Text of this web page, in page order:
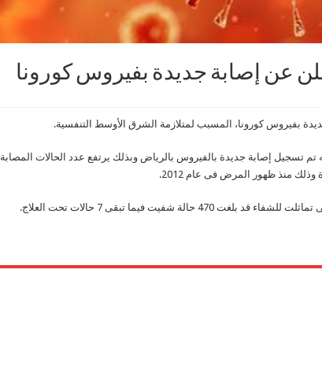
عن إصابة جديدة بفيروس كورونا
بفيروس كورونا، المسبب لمتلازمة الشرق الأوسط التنفسية.
تم تسجيل إصابة جديدة بالفيروس بالرياض وبذلك يرتفع عدد الحالات المصابة
وأشارت الوزارة إلى أن عدد الحالات التى تماثلت للشفاء قد بلغت 470 حالة شفيت فيما تبقى 7 حالات تحت العلاج.